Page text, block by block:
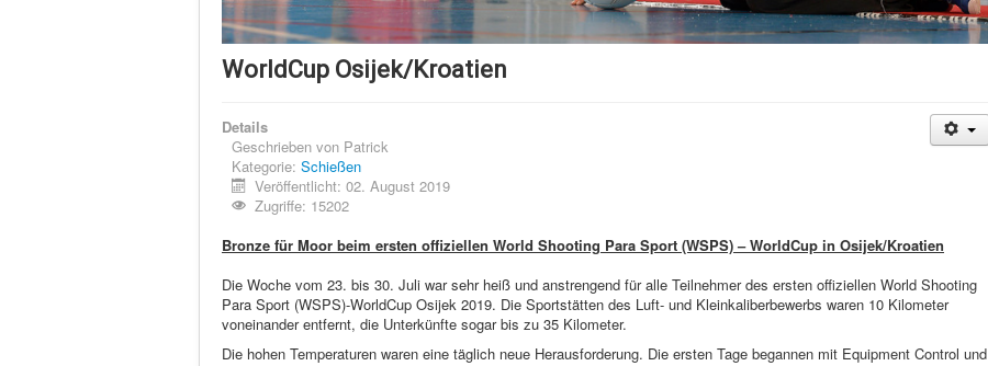
WorldCup Osijek/Kroatien
Details
Geschrieben von Patrick
Kategorie: Schießen
Veröffentlicht: 02. August 2019
Zugriffe: 15202
Bronze für Moor beim ersten offiziellen World Shooting Para Sport (WSPS) – WorldCup in Osijek/Kroatien
Die Woche vom 23. bis 30. Juli war sehr heiß und anstrengend für alle Teilnehmer des ersten offiziellen World Shooting
Para Sport (WSPS)-WorldCup Osijek 2019. Die Sportstätten des Luft- und Kleinkaliberbewerbs waren 10 Kilometer
voneinander entfernt, die Unterkünfte sogar bis zu 35 Kilometer.
Die hohen Temperaturen waren eine täglich neue Herausforderung. Die ersten Tage begannen mit Equipment Control und